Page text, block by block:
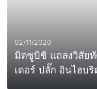
02/11/2020
มิตซูบิชิ แถลงวิสัยทั
เดอร์ ปลั๊ก อินไฮบริ